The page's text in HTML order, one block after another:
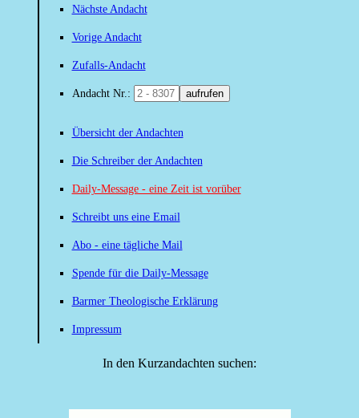
Nächste Andacht
Vorige Andacht
Zufalls-Andacht
Andacht Nr.: aufrufen
Übersicht der Andachten
Die Schreiber der Andachten
Daily-Message - eine Zeit ist vorüber
Schreibt uns eine Email
Abo - eine tägliche Mail
Spende für die Daily-Message
Barmer Theologische Erklärung
Impressum
In den Kurzandachten suchen: